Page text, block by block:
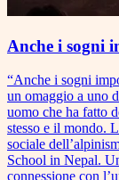
Anche i sogni
“Anche i sogni
un omaggio a uno
uomo che ha fatto
stesso e il mondo.
sociale
School in Nepal.
connessione con